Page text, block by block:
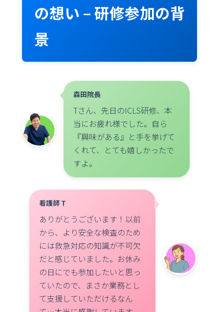
の想い – 研修参加の背
景
森田院長
Tさん、先日のICLS研修、本
当にお疲れ様でした。自ら
『興味がある』と手を挙げて
くれて、とても嬉しかったで
すよ。
看護師 T
ありがとうございます！以前
から、より安全な検査のため
には救急対応の知識が不可欠
だと感じていました。お休み
の日にでも参加したいと思っ
ていたので、まさか業務とし
て支援していただけるなん